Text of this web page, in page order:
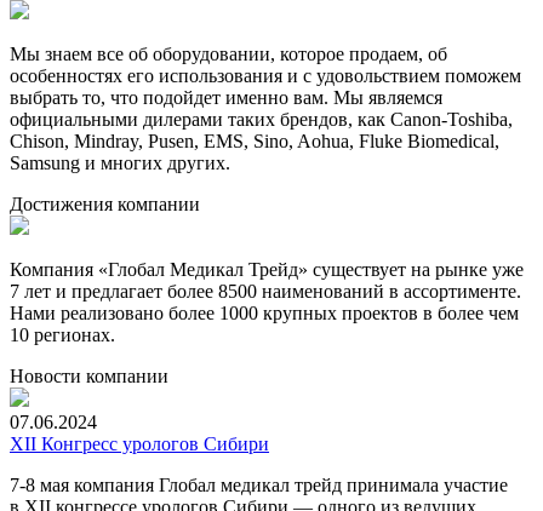
Мы знаем все об оборудовании, которое продаем, об
особенностях его использования и с удовольствием поможем
выбрать то, что подойдет именно вам. Мы являемся
официальными дилерами таких брендов, как Canon-Toshiba,
Chison, Mindray, Pusen, EMS, Sino, Aohua, Fluke Biomedical,
Samsung и многих других.
Достижения компании
Компания «Глобал Медикал Трейд» существует на рынке уже
7 лет и предлагает более 8500 наименований в ассортименте.
Нами реализовано более 1000 крупных проектов в более чем
10 регионах.
Новости компании
07.06.2024
XII Конгресс урологов Сибири
7-8 мая компания Глобал медикал трейд принимала участие
в XII конгрессе урологов Сибири — одного из ведущих